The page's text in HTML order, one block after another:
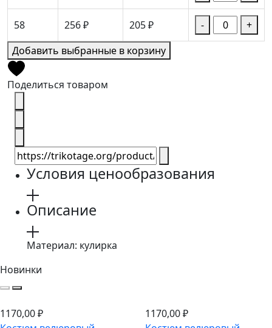
58 256 ₽ 205 ₽ -
+
Добавить выбранные в корзину
Поделиться товаром
Условия ценообразования
Описание
Материал: кулирка
Новинки
1170,00₽
1170,00₽